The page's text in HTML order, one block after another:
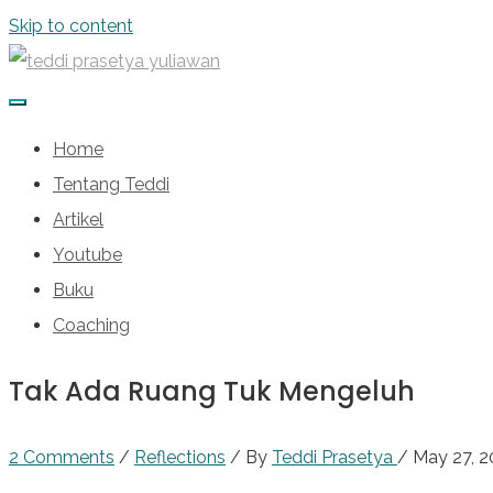
Skip to content
Home
Tentang Teddi
Artikel
Youtube
Buku
Coaching
Tak Ada Ruang Tuk Mengeluh
2 Comments / Reflections / By Teddi Prasetya / May 27,